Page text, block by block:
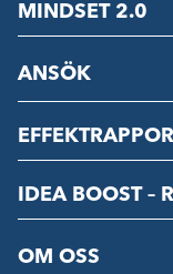
MINDSET 2.0
ANSÖK
IDEA BOOST –
OM OSS